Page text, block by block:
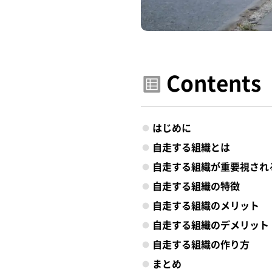
Contents
はじめに
自走する組織とは
自走する組織が重要視さ
自走する組織の特徴
自走する組織のメリット
自走する組織のデメリット
自走する組織の作り方
まとめ